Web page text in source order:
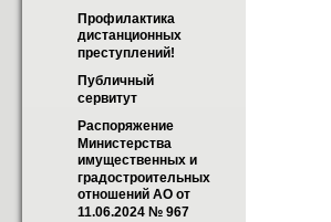
Профилактика
дистанционных
преступлений!
Публичный
сервитут
Распоряжение
Министерства
имущественных и
градостроительных
отношений АО от
11.06.2024 № 967